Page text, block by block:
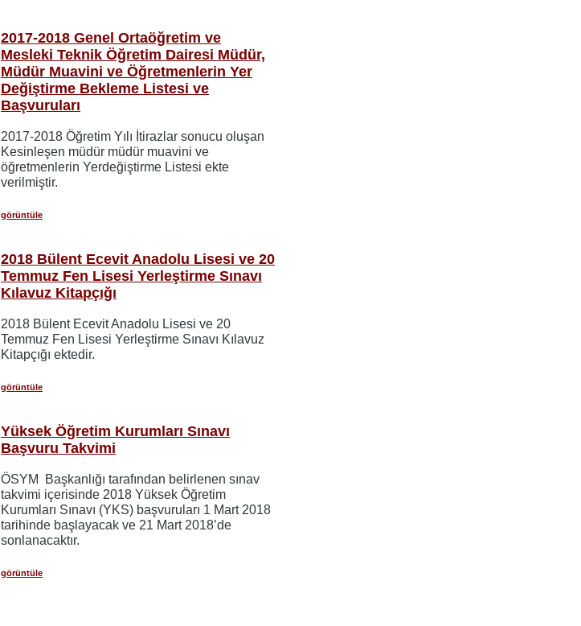
2017-2018 Genel Ortaöğretim ve
Mesleki Teknik Öğretim Dairesi Müdür,
Müdür Muavini ve Öğretmenlerin Yer
Değiştirme Bekleme Listesi ve
Başvuruları
2017-2018 Öğretim Yılı İtirazlar sonucu oluşan
Kesinleşen müdür müdür muavini ve
öğretmenlerin Yerdeğiştirme Listesi ekte
verilmiştir.
görüntüle
2018 Bülent Ecevit Anadolu Lisesi ve 20
Temmuz Fen Lisesi Yerleştirme Sınavı
Kılavuz Kitapçığı
2018 Bülent Ecevit Anadolu Lisesi ve 20
Temmuz Fen Lisesi Yerleştirme Sınavı Kılavuz
Kitapçığı ektedir.
görüntüle
Yüksek Öğretim Kurumları Sınavı
Başvuru Takvimi
ÖSYM Başkanlığı tarafından belirlenen sınav
takvimi içerisinde 2018 Yüksek Öğretim
Kurumları Sınavı (YKS) başvuruları 1 Mart 2018
tarihinde başlayacak ve 21 Mart 2018’de
sonlanacaktır.
görüntüle